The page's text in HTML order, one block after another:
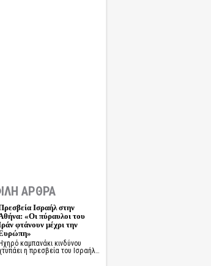
ΑΡΘΡΑ
Ισραήλ στην
«Οι πύραυλοι του
φτάνουν μέχρι την
καμπανάκι κινδύνου
η πρεσβεία του Ισραήλ…